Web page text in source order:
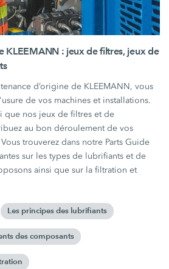
KLEEMANN : jeux de filtres, jeux de
d’origine de KLEEMANN, vous
de vos machines et installations.
que nos jeux de filtres et de
au bon déroulement de vos
trouverez dans notre Parts Guide
sur les types de lubrifiants et de
ainsi que sur la filtration et
Les principes des lubrifiants
des composants